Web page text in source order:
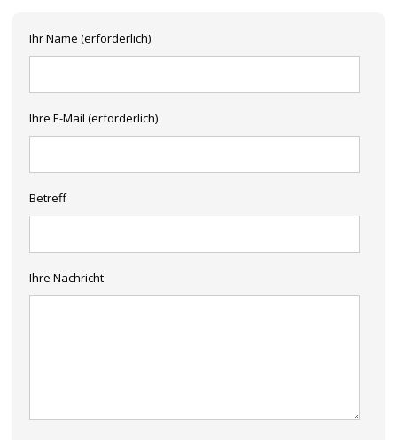
Ihr Name (erforderlich)
Ihre E-Mail (erforderlich)
Betreff
Ihre Nachricht